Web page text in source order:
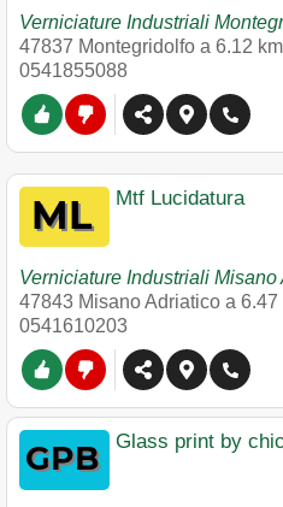
Verniciature Industriali
47837 Montegridolfo a 6.12
0541855088
Mtf Lucidatura
Verniciature Industriali Misano
47843 Misano Adriatico a
0541610203
Glass print by